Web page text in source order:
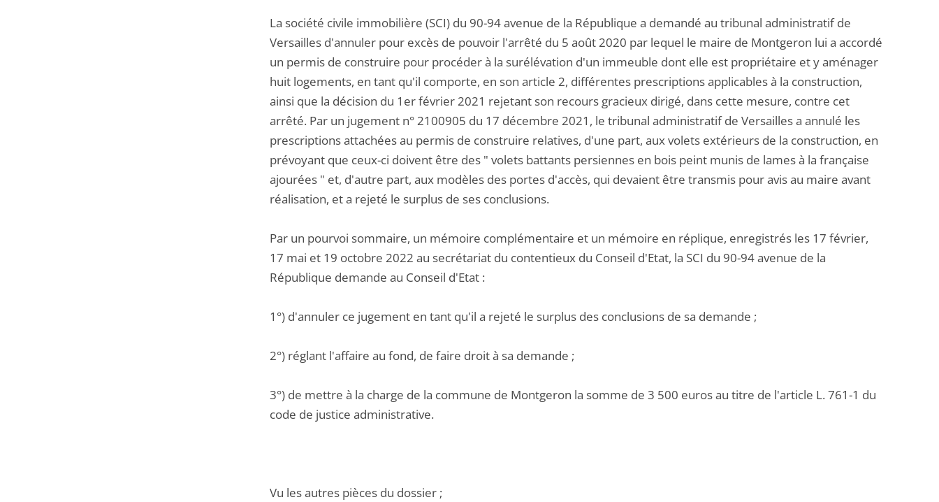
La société civile immobilière (SCI) du 90-94 avenue de la République a demandé au tribunal administratif de
Versailles d'annuler pour excès de pouvoir l'arrêté du 5 août 2020 par lequel le maire de Montgeron lui a accordé
un permis de construire pour procéder à la surélévation d'un immeuble dont elle est propriétaire et y aménager
huit logements, en tant qu'il comporte, en son article 2, différentes prescriptions applicables à la construction,
ainsi que la décision du 1er février 2021 rejetant son recours gracieux dirigé, dans cette mesure, contre cet
arrêté. Par un jugement n° 2100905 du 17 décembre 2021, le tribunal administratif de Versailles a annulé les
prescriptions attachées au permis de construire relatives, d'une part, aux volets extérieurs de la construction, en
prévoyant que ceux-ci doivent être des " volets battants persiennes en bois peint munis de lames à la française
ajourées " et, d'autre part, aux modèles des portes d'accès, qui devaient être transmis pour avis au maire avant
réalisation, et a rejeté le surplus de ses conclusions.
Par un pourvoi sommaire, un mémoire complémentaire et un mémoire en réplique, enregistrés les 17 février,
17 mai et 19 octobre 2022 au secrétariat du contentieux du Conseil d'Etat, la SCI du 90-94 avenue de la
République demande au Conseil d'Etat :
1°) d'annuler ce jugement en tant qu'il a rejeté le surplus des conclusions de sa demande ;
2°) réglant l'affaire au fond, de faire droit à sa demande ;
3°) de mettre à la charge de la commune de Montgeron la somme de 3 500 euros au titre de l'article L. 761-1 du
code de justice administrative.
Vu les autres pièces du dossier ;